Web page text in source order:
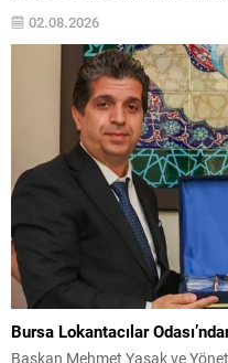
gündeme taşıyarak, mevcut
çözülemeyeceğini belirtti.
vatandaşların mülkiyet
02.08.2026
Bursa Lokantacılar
Başkan Mehmet Yasak ve